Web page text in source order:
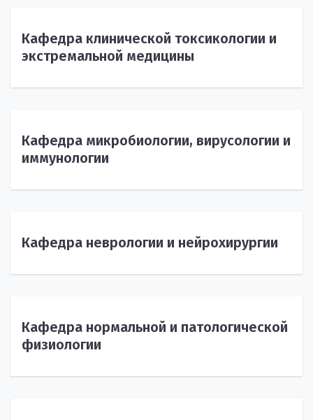
Кафедра клинической токсикологии и
экстремальной медицины
Кафедра микробиологии, вирусологии и
иммунологии
Кафедра неврологии и нейрохирургии
Кафедра нормальной и патологической
физиологии